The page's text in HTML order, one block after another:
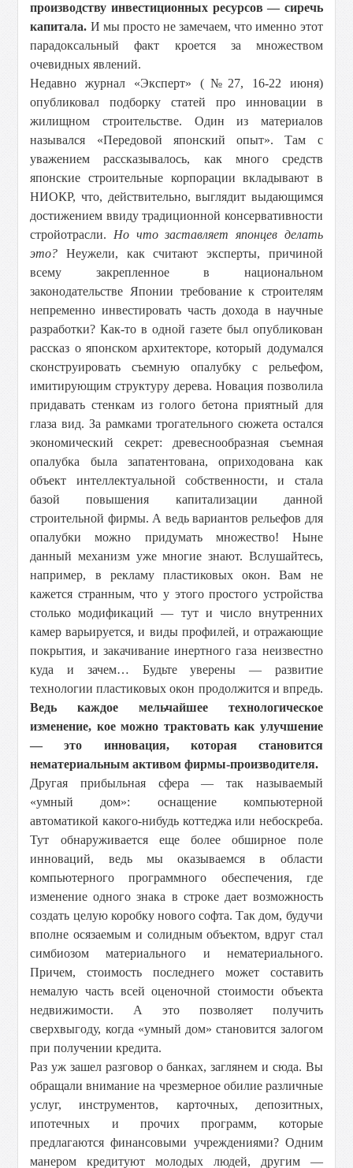
производству инвестиционных ресурсов — сиречь
капитала. И мы просто не замечаем, что именно этот
парадоксальный факт кроется за множеством
очевидных явлений.
Недавно журнал «Эксперт» (№27, 16-22 июня)
опубликовал подборку статей про инновации в
жилищном строительстве. Один из материалов
назывался «Передовой японский опыт». Там с
уважением рассказывалось, как много средств
японские строительные корпорации вкладывают в
НИОКР, что, действительно, выглядит выдающимся
достижением ввиду традиционной консервативности
стройотрасли. Но что заставляет японцев делать
это? Неужели, как считают эксперты, причиной
всему закрепленное в национальном
законодательстве Японии требование к строителям
непременно инвестировать часть дохода в научные
разработки? Как-то в одной газете был опубликован
рассказ о японском архитекторе, который додумался
сконструировать съемную опалубку с рельефом,
имитирующим структуру дерева. Новация позволила
придавать стенкам из голого бетона приятный для
глаза вид. За рамками трогательного сюжета остался
экономический секрет: древеснообразная съемная
опалубка была запатентована, оприходована как
объект интеллектуальной собственности, и стала
базой повышения капитализации данной
строительной фирмы. А ведь вариантов рельефов для
опалубки можно придумать множество! Ныне
данный механизм уже многие знают. Вслушайтесь,
например, в рекламу пластиковых окон. Вам не
кажется странным, что у этого простого устройства
столько модификаций — тут и число внутренних
камер варьируется, и виды профилей, и отражающие
покрытия, и закачивание инертного газа неизвестно
куда и зачем… Будьте уверены — развитие
технологии пластиковых окон продолжится и впредь.
Ведь каждое мельчайшее технологическое
изменение, кое можно трактовать как улучшение
— это инновация, которая становится
нематериальным активом фирмы-производителя.
Другая прибыльная сфера — так называемый
«умный дом»: оснащение компьютерной
автоматикой какого-нибудь коттеджа или небоскреба.
Тут обнаруживается еще более обширное поле
инноваций, ведь мы оказываемся в области
компьютерного программного обеспечения, где
изменение одного знака в строке дает возможность
создать целую коробку нового софта. Так дом, будучи
вполне осязаемым и солидным объектом, вдруг стал
симбиозом материального и нематериального.
Причем, стоимость последнего может составить
немалую часть всей оценочной стоимости объекта
недвижимости. А это позволяет получить
сверхвыгоду, когда «умный дом» становится залогом
при получении кредита.
Раз уж зашел разговор о банках, заглянем и сюда. Вы
обращали внимание на чрезмерное обилие различные
услуг, инструментов, карточных, депозитных,
ипотечных и прочих программ, которые
предлагаются финансовыми учреждениями? Одним
манером кредитуют молодых людей, другим —